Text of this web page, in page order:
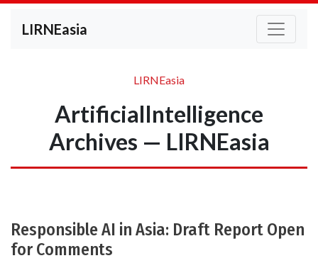
LIRNEasia
LIRNEasia
ArtificialIntelligence
Archives — LIRNEasia
Responsible AI in Asia: Draft Report Open
for Comments